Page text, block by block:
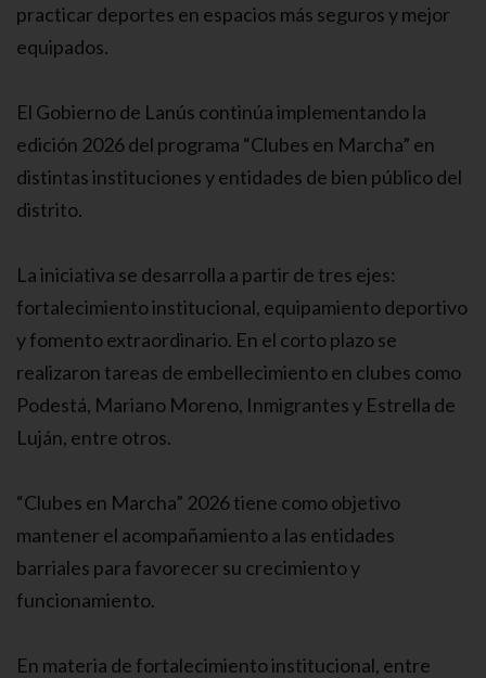
practicar deportes en espacios más seguros y mejor
equipados.
El Gobierno de Lanús continúa implementando la
edición 2026 del programa “Clubes en Marcha” en
distintas instituciones y entidades de bien público del
distrito.
La iniciativa se desarrolla a partir de tres ejes:
fortalecimiento institucional, equipamiento deportivo
y fomento extraordinario. En el corto plazo se
realizaron tareas de embellecimiento en clubes como
Podestá, Mariano Moreno, Inmigrantes y Estrella de
Luján, entre otros.
“Clubes en Marcha” 2026 tiene como objetivo
mantener el acompañamiento a las entidades
barriales para favorecer su crecimiento y
funcionamiento.
En materia de fortalecimiento institucional, entre